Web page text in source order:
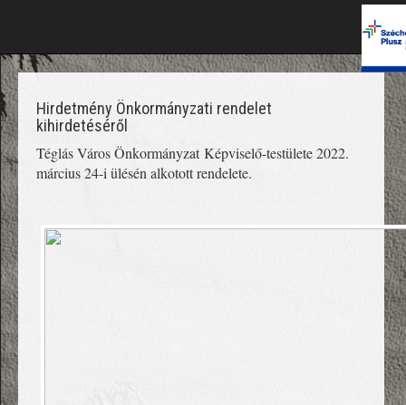
Hirdetmény Önkormányzati rendelet
kihirdetéséről
Téglás Város Önkormányzat Képviselő-testülete 2022.
március 24-i ülésén alkotott rendelete.